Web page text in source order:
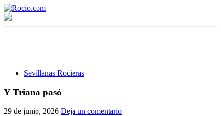
Sevillanas Rocieras
Y Triana pasó
29 de junio, 2026 Deja un comentario
¡Bienvenido! Soy el asistente virtual de rocio.com.